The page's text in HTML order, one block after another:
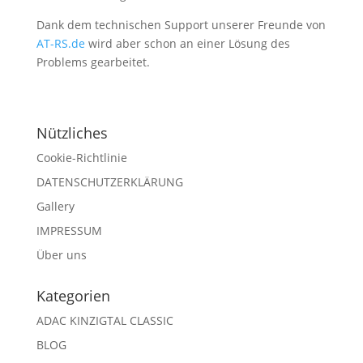
Dank dem technischen Support unserer Freunde von
AT-RS.de wird aber schon an einer Lösung des
Problems gearbeitet.
Nützliches
Cookie-Richtlinie
DATENSCHUTZERKLÄRUNG
Gallery
IMPRESSUM
Über uns
Kategorien
ADAC KINZIGTAL CLASSIC
BLOG